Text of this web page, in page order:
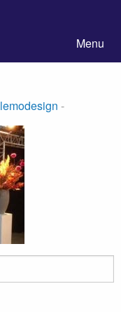
Menu
lemodesign -